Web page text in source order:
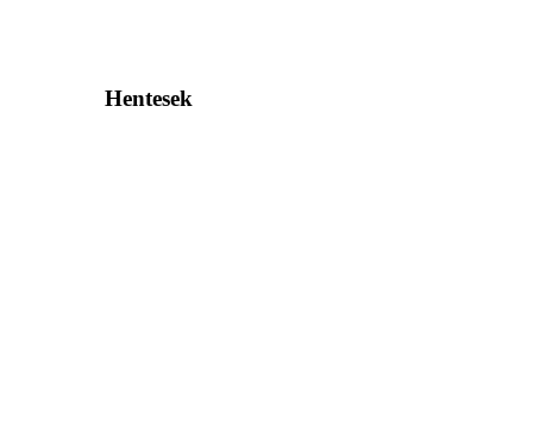
Hentesek